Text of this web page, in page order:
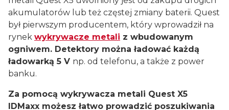
akumulatorów lub też częstej zmiany baterii. Quest
był pierwszym producentem, który wprowadził na
rynek wykrywacze metali z wbudowanym
ogniwem. Detektory można ładować każdą
ładowarką 5 V np. od telefonu, a także z power
banku.
Za pomocą wykrywacza metali Quest X5
IDMaxx możesz łatwo prowadzić poszukiwania